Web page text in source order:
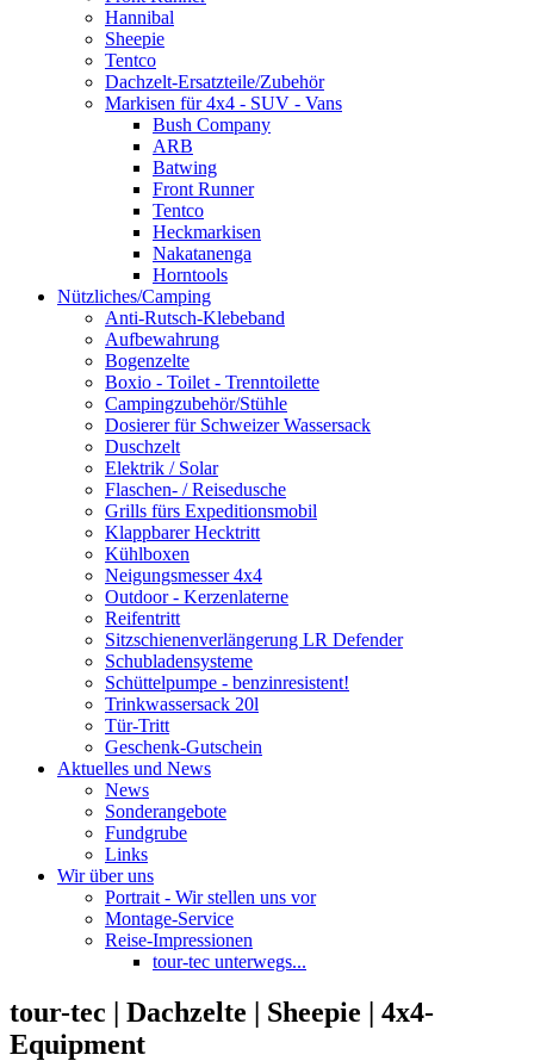
Hannibal
Sheepie
Tentco
Dachzelt-Ersatzteile/Zubehör
Markisen für 4x4 - SUV - Vans
Bush Company
ARB
Batwing
Front Runner
Tentco
Heckmarkisen
Nakatanenga
Horntools
Nützliches/Camping
Anti-Rutsch-Klebeband
Aufbewahrung
Bogenzelte
Boxio - Toilet - Trenntoilette
Campingzubehör/Stühle
Dosierer für Schweizer Wassersack
Duschzelt
Elektrik / Solar
Flaschen- / Reisedusche
Grills fürs Expeditionsmobil
Klappbarer Hecktritt
Kühlboxen
Neigungsmesser 4x4
Outdoor - Kerzenlaterne
Reifentritt
Sitzschienenverlängerung LR Defender
Schubladensysteme
Schüttelpumpe - benzinresistent!
Trinkwassersack 20l
Tür-Tritt
Geschenk-Gutschein
Aktuelles und News
News
Sonderangebote
Fundgrube
Links
Wir über uns
Portrait - Wir stellen uns vor
Montage-Service
Reise-Impressionen
tour-tec unterwegs...
tour-tec | Dachzelte | Sheepie | 4x4-
Equipment